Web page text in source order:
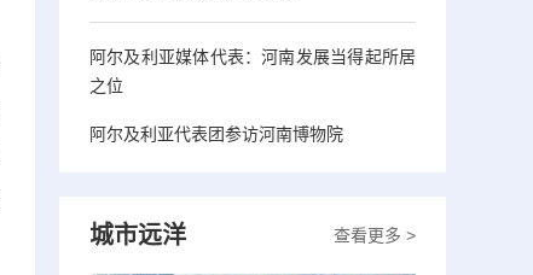
阿尔及利亚媒体代表：河南发展当得起所居
之位
阿尔及利亚代表团参访河南博物院
查看更多 >
城市远洋